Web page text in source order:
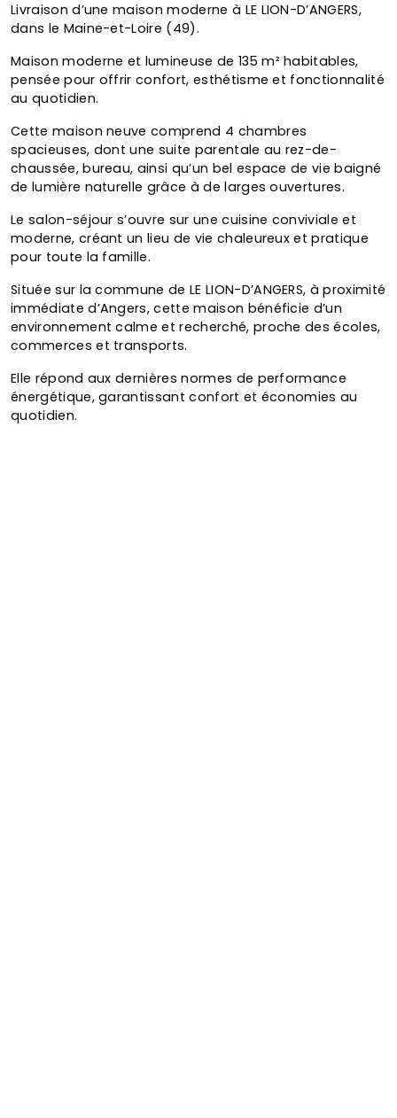
Livraison d’une maison moderne à LE LION-D’ANGERS,
dans le Maine-et-Loire (49).
Maison moderne et lumineuse de 135 m² habitables,
pensée pour offrir confort, esthétisme et fonctionnalité
au quotidien.
Cette maison neuve comprend 4 chambres
spacieuses, dont une suite parentale au rez-de-
chaussée, bureau, ainsi qu’un bel espace de vie baigné
de lumière naturelle grâce à de larges ouvertures.
Le salon-séjour s’ouvre sur une cuisine conviviale et
moderne, créant un lieu de vie chaleureux et pratique
pour toute la famille.
Située sur la commune de LE LION-D’ANGERS, à proximité
immédiate d’Angers, cette maison bénéficie d’un
environnement calme et recherché, proche des écoles,
commerces et transports.
Elle répond aux dernières normes de performance
énergétique, garantissant confort et économies au
quotidien.